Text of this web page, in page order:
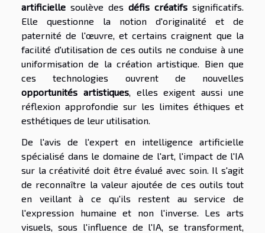
artificielle soulève des défis créatifs significatifs.
Elle questionne la notion d'originalité et de
paternité de l'œuvre, et certains craignent que la
facilité d'utilisation de ces outils ne conduise à une
uniformisation de la création artistique. Bien que
ces technologies ouvrent de nouvelles
opportunités artistiques, elles exigent aussi une
réflexion approfondie sur les limites éthiques et
esthétiques de leur utilisation.
De l'avis de l'expert en intelligence artificielle
spécialisé dans le domaine de l'art, l'impact de l'IA
sur la créativité doit être évalué avec soin. Il s'agit
de reconnaître la valeur ajoutée de ces outils tout
en veillant à ce qu'ils restent au service de
l'expression humaine et non l'inverse. Les arts
visuels, sous l'influence de l'IA, se transforment,